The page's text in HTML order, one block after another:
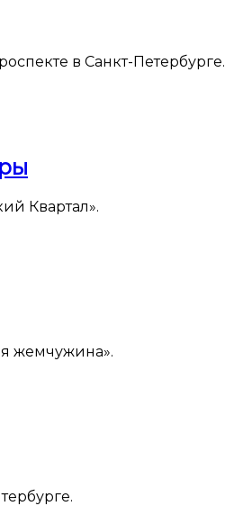
в Санкт-Петербурге.
Квартал».
жемчужина».